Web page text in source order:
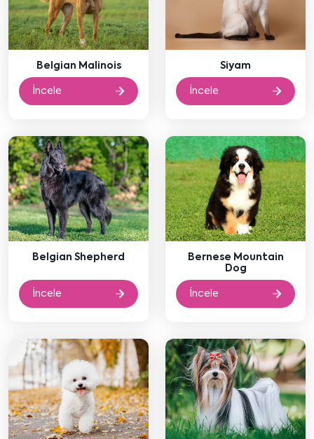
Belgian Malinois
İncele
Siyam
İncele
Belgian Shepherd
İncele
Bernese Mountain
Dog
İncele